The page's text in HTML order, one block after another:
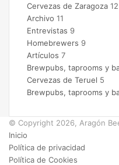
Cervezas de Zaragoza 12
Archivo 11
Entrevistas 9
Homebrewers 9
Artículos 7
Brewpubs, taprooms y
Cervezas de Teruel 5
Brewpubs, taprooms y
© Copyright 2026, Aragón
Inicio
Política de privacidad
Política de Cookies